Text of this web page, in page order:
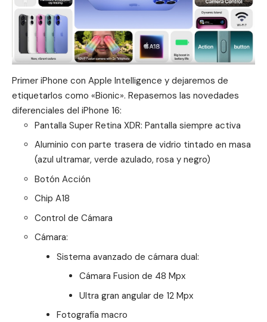
Primer iPhone con Apple Intelligence y dejaremos de
etiquetarlos como «Bionic». Repasemos las novedades
diferenciales del iPhone 16:
Pantalla Super Retina XDR: Pantalla siempre activa
Aluminio con parte trasera de vidrio tintado en masa
(azul ultramar, verde azulado, rosa y negro)
Botón Acción
Chip A18
Control de Cámara
Cámara:
Sistema avanzado de cámara dual:
Cámara Fusion de 48 Mpx
Ultra gran angular de 12 Mpx
Fotografía macro